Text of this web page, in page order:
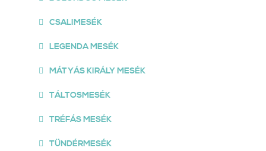
CSALIMESÉK
LEGENDA MESÉK
MÁTYÁS KIRÁLY MESÉK
TÁLTOSMESÉK
TRÉFÁS MESÉK
TÜNDÉRMESÉK